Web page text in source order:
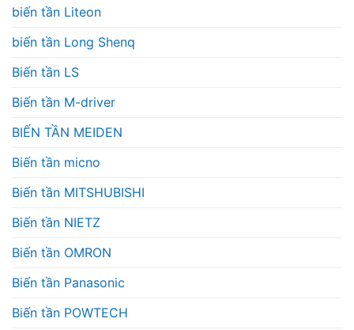
biến tần Liteon
biến tần Long Shenq
Biến tần LS
Biến tần M-driver
BIẾN TẦN MEIDEN
Biến tần micno
Biến tần MITSHUBISHI
Biến tần NIETZ
Biến tần OMRON
Biến tần Panasonic
Biến tần POWTECH